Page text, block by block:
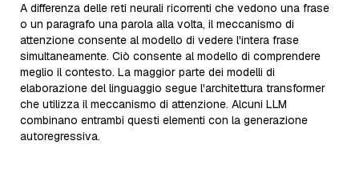
A differenza delle reti neurali ricorrenti che vedono una frase
o un paragrafo una parola alla volta, il meccanismo di
attenzione consente al modello di vedere l'intera frase
simultaneamente. Ciò consente al modello di comprendere
meglio il contesto. La maggior parte dei modelli di
elaborazione del linguaggio segue l'architettura transformer
che utilizza il meccanismo di attenzione. Alcuni LLM
combinano entrambi questi elementi con la generazione
autoregressiva.